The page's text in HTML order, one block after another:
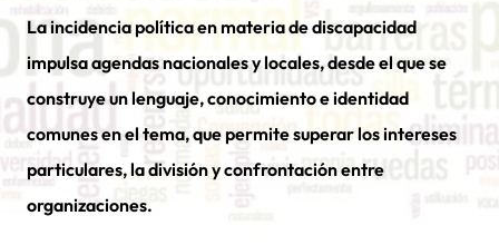
La incidencia política en materia de discapacidad
impulsa agendas nacionales y locales, desde el que se
construye un lenguaje, conocimiento e identidad
comunes en el tema, que permite superar los intereses
particulares, la división y confrontación entre
organizaciones.